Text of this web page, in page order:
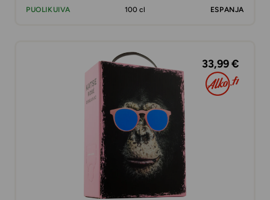
PUOLIKUIVA
100 cl ESPANJA
33,99 €